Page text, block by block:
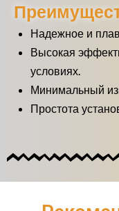
Надежное и
Высокая
условиях.
Минимальный
Простота